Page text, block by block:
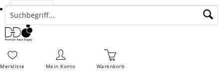
Suchen
Merkliste Mein Konto
Bestellungen Schnellerfassung
Warenkorb